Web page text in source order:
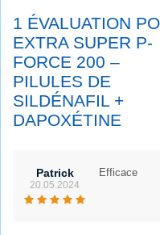
1 ÉVALUATION
EXTRA SUPER P-
FORCE 200 –
PILULES DE
SILDÉNAFIL +
DAPOXÉTINE
Patrick
20.05.2024
Efficace